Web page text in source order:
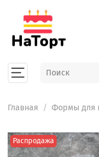
Главная Формы для
Распродажа